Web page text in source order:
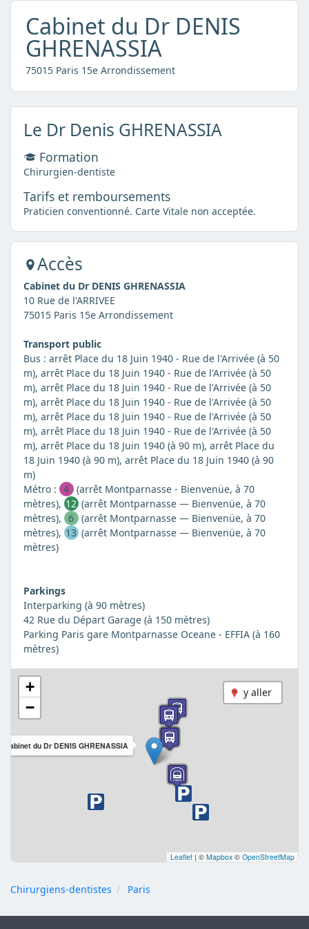
Cabinet du Dr DENIS
GHRENASSIA
75015 Paris 15e Arrondissement
Le Dr Denis GHRENASSIA
Formation
Chirurgien-dentiste
Tarifs et remboursements
Praticien conventionné. Carte Vitale non acceptée.
Accès
Cabinet du Dr DENIS GHRENASSIA
10 Rue de l'ARRIVEE
75015 Paris 15e Arrondissement
Transport public
Bus : arrêt Place du 18 Juin 1940 - Rue de l'Arrivée (à 50
m), arrêt Place du 18 Juin 1940 - Rue de l'Arrivée (à 50
m), arrêt Place du 18 Juin 1940 - Rue de l'Arrivée (à 50
m), arrêt Place du 18 Juin 1940 - Rue de l'Arrivée (à 50
m), arrêt Place du 18 Juin 1940 - Rue de l'Arrivée (à 50
m), arrêt Place du 18 Juin 1940 - Rue de l'Arrivée (à 50
m), arrêt Place du 18 Juin 1940 (à 90 m), arrêt Place du
18 Juin 1940 (à 90 m), arrêt Place du 18 Juin 1940 (à 90
m)
Métro : 4 (arrêt Montparnasse - Bienvenüe, à 70
mètres), 12(arrêt Montparnasse — Bienvenüe, à 70
mètres),
6 (arrêt Montparnasse — Bienvenüe, à 70
mètres), 13(arrêt Montparnasse — Bienvenüe, à 70
mètres)
Parkings
Interparking (à 90 mètres)
42 Rue du Départ Garage (à 150 mètres)
Parking Paris gare Montparnasse Oceane - EFFIA (à 160
mètres)
y aller
Cabinet du Dr DENIS GHRENASSIA
+
−
Leaflet | © Mapbox © OpenStreetMap
Chirurgiens-dentistes Paris